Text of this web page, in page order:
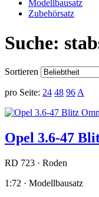
Modellbausatz
Zubehörsatz
Suche:
Sortieren
pro Seite: 24 48 96 A
Opel 3.6-47
RD 723 · Roden
1:72 · Modellbausatz